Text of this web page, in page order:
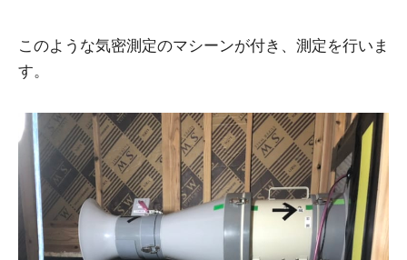
このような気密測定のマシーンが付き、測定を行いま
す。